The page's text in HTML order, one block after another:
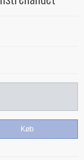
Køb